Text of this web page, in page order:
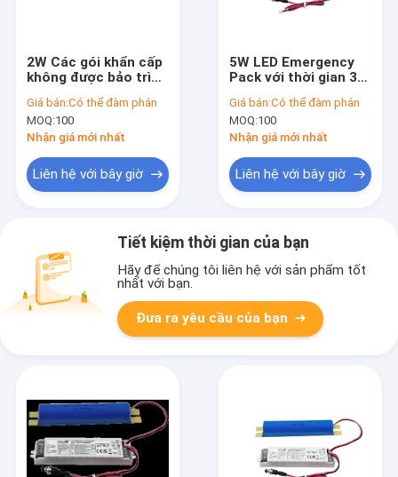
2W Các gói khẩn cấp
không được bảo trì
động 3 giờ và bảo
hành 5 năm
Giá bán:Có thể đàm phán
MOQ:100
Nhận giá mới nhất
Liên hệ với bây giờ
5W LED Emergency
Pack với thời gian 3
thủ công trong 5 năm
bảo hành
Giá bán:Có thể đàm phán
MOQ:100
Nhận giá mới nhất
Liên hệ với bây giờ
Tiết kiệm thời gian của bạn
Hãy để chúng tôi liên hệ với sản phẩm tốt
nhất với bạn.
Đưa ra yêu cầu của bạn